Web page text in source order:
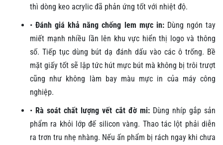
thì dòng keo acrylic đã phản ứng tốt với nhiệt độ.
•Đánh giá khả năng chống lem mực in:Dùng ngón tay
miết mạnh nhiều lần lên khu vực hiển thị logo và thông
số. Tiếp tục dùng bút dạ đánh dấu vào các ô trống. Bề
mặt giấy tốt sẽ lập tức hút mực bút mà không bị trôi trượt
cũng như không làm bay màu mực in của máy công
nghiệp.
• Rà soát chất lượng vết cắt đờ mi:Dùng nhíp gắp sản
phẩm ra khỏi lớp đế silicon vàng. Thao tác lột phải diễn
ra trơn tru nhẹ nhàng. Nếu ấn phẩm bị rách ngay khi chưa